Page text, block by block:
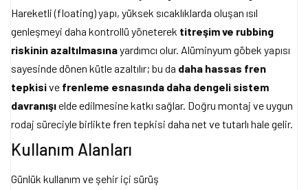
Hareketli (floating) yapı, yüksek sıcaklıklarda oluşan ısıl
genleşmeyi daha kontrollü yöneterek titreşim ve rubbing
riskinin azaltılmasınayardımcı olur. Alüminyum göbek yapısı
sayesinde dönen kütle azaltılır; bu da daha hassas fren
tepkisive frenleme esnasında daha dengeli sistem
davranışıelde edilmesine katkı sağlar. Doğru montaj ve uygun
rodaj süreciyle birlikte fren tepkisi daha net ve tutarlı hale gelir.
Kullanım Alanları
Günlük kullanım ve şehir içi sürüş